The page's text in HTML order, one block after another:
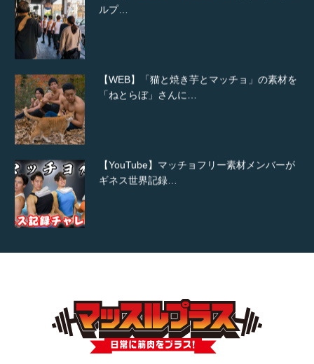
ルプ…
【WEB】「猫と焼き芋とマッチョ」の素材を
「ねとらぼ」さんに…
【YouTube】マッチョフリー素材メンバーが
ギネス世界記録…
TOKYO FMラジオ番組「ONE MORNING」
で紹介さ…